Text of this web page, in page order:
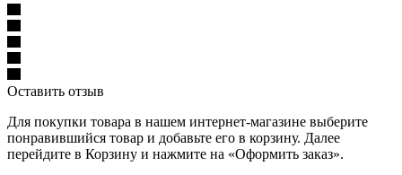
Оставить отзыв
Для покупки товара в нашем интернет-магазине выберите
понравившийся товар и добавьте его в корзину. Далее
перейдите в Корзину и нажмите на «Оформить заказ».